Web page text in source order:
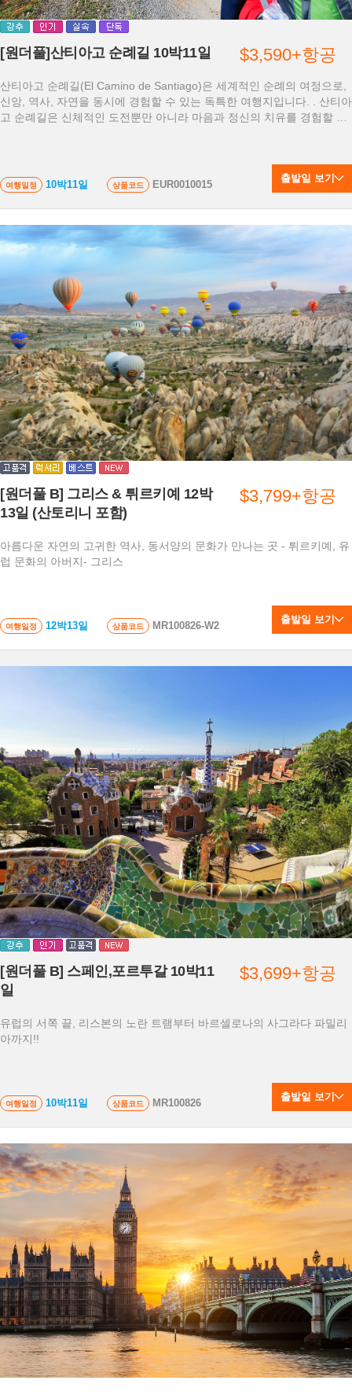
[원더풀]산티아고 순례길 10박11일
산티아고 순례길(El Camino de Santiago)은 세계적인 순례의 여정으로,
신앙, 역사, 자연을 동시에 경험할 수 있는 독특한 여행지입니다. . 산티아
고 순례길은 신체적인 도전뿐만 아니라 마음과 정신의 치유를 경험할 수
여행일정 10박11일 상품코드 EUR0010015
$3,590+항공
출발일 보기
[원더풀 B] 그리스 & 튀르키예 12박
13일 (산토리니 포함)
아름다운 자연의 고귀한 역사, 동서양의 문화가 만나는 곳 - 튀르키예, 유
럽 문화의 아버지- 그리스
여행일정 12박13일 상품코드 MR100826-W2
$3,799+항공
출발일 보기
[원더풀 B] 스페인,포르투갈 10박11
일
유럽의 서쪽 끝, 리스본의 노란 트램부터 바르셀로나의 사그라다 파밀리
아까지!!
여행일정 10박11일 상품코드 MR100826
$3,699+항공
출발일 보기